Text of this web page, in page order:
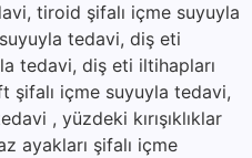
tiroid şifalı içme suyuyla
tedavi, diş eti
tedavi, diş eti iltihapları
şifalı içme suyuyla tedavi,
, yüzdeki kırışıklıklar
ayakları şifalı içme